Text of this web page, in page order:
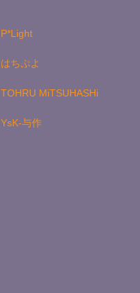
P*Light
はちぷよ
TOHRU MiTSUHASHi
YsK-与作